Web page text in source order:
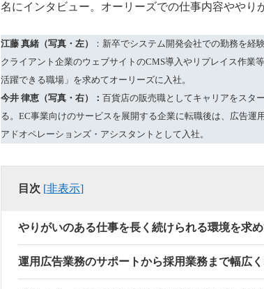
名にインタビュー。オーリーズでの仕事内容ややり
江藤 真緒（写真・ 左）
：新卒でシステム開発会社での勤務を経
クライアント企業のウェブサイトのCMS導入やリプレイス作業
活躍できる職場」を求めてオーリーズに入社。
今井 律恵（写真・ 右）： 百貨店の販売職としてキャリアをスタ
る。EC事業向けのサービスを展開する企業に転職後は、広告
アドオペレーションズ・アシスタントとして入社。
目次 [非表示]
やりがいのある仕事を長く続けられる環境を求
運用広告業務のサポートから採用業務まで幅広